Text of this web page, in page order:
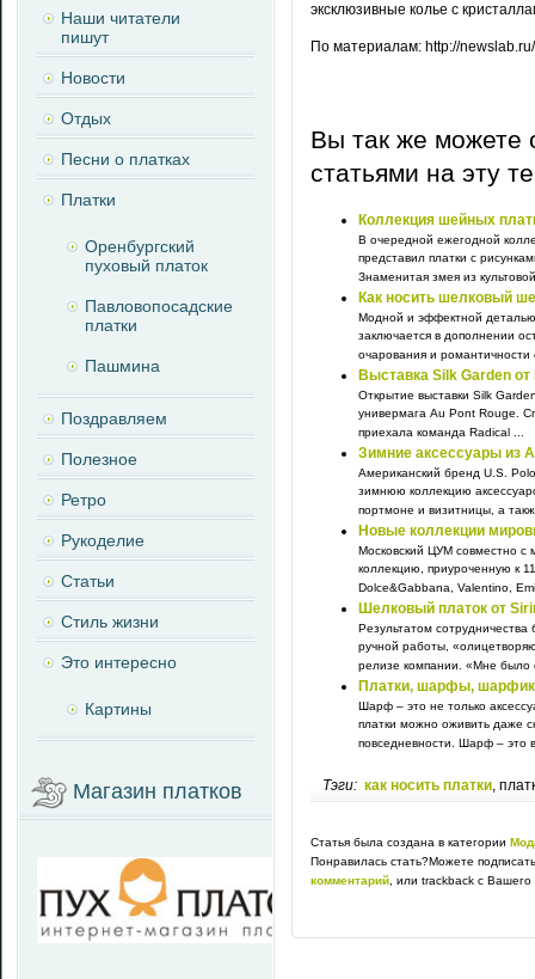
эксклюзивные колье с
По материалам: http://
Вы так же можете
статьями на эту
Коллекция шейных
В очередной ежегодной
представил платки с
Знаменитая змея из
Как носить шелковый
Модной и эффектной деталью
заключается в дополнении
очарования и романтичности
Выставка Silk Garden
Открытие выставки Silk
универмага Au Pont Rouge.
приехала команда Radical ...
Зимние аксессуары из
Американский бренд U.S.
зимнюю коллекцию
портмоне и визитницы, а
Новые коллекции
Московский ЦУМ совместно
коллекцию, приуроченную к
Dolce&Gabbana, Valentino,
Шелковый платок от
Результатом
ручной работы,
релизе компании. «Мне было
Платки, шарфы,
Шарф – это не только
платки можно оживить даже
повседневности. Шарф – это
Тэги: как носить платки,
Статья была создана в категории
Понравилась стать?Можете
комментарий , или trackback с Вашего
Наши читатели
пишут
Новости
Отдых
Песни о платках
Платки
Оренбургский
пуховый платок
Павловопосадские
платки
Пашмина
Поздравляем
Полезное
Ретро
Рукоделие
Статьи
Стиль жизни
Это интересно
Картины
Магазин платков